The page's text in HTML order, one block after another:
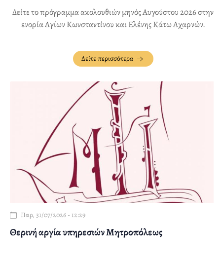
Δείτε το πρόγραμμα ακολουθιών μηνός Αυγούστου 2026 στην
ενορία Αγίων Κωνσταντίνου και Ελένης Κάτω Αχαρνών.
Δείτε περισσότερα
Παρ, 31/07/2026 - 12:29
Θερινή αργία υπηρεσιών Μητροπόλεως